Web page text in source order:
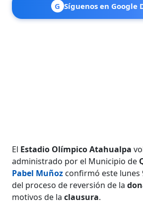
G Síguenos en Google
El Estadio Olímpico Atahualpa
administrado por el Municipio de
Pabel Muñoz confirmó este lunes
del proceso de reversión de la
motivos de la clausura.